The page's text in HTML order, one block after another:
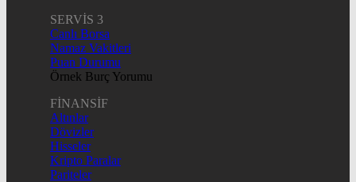
SERVİS 3
Canlı Borsa
Namaz Vakitleri
Puan Durumu
Örnek Burç Yorumu
FİNANSİF
Altınlar
Dövizler
Hisseler
Kripto Paralar
Pariteler